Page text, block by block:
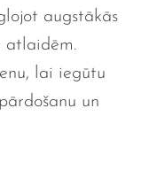
augstākās
atlaidēm.
lai iegūtu
un